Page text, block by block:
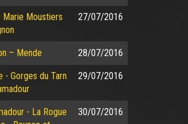
Marie Moustiers
27/07/2016
– Mende 28/07/2016
- Gorges du Tarn
29/07/2016
- La Rogue
30/07/2016